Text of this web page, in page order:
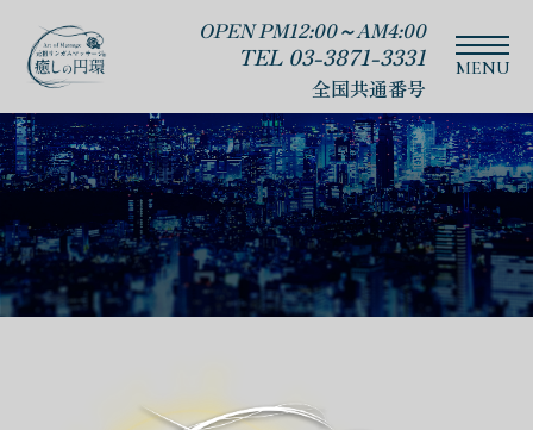
OPEN PM12:00～AM4:00
TEL 03-3871-3331
全国共通番号